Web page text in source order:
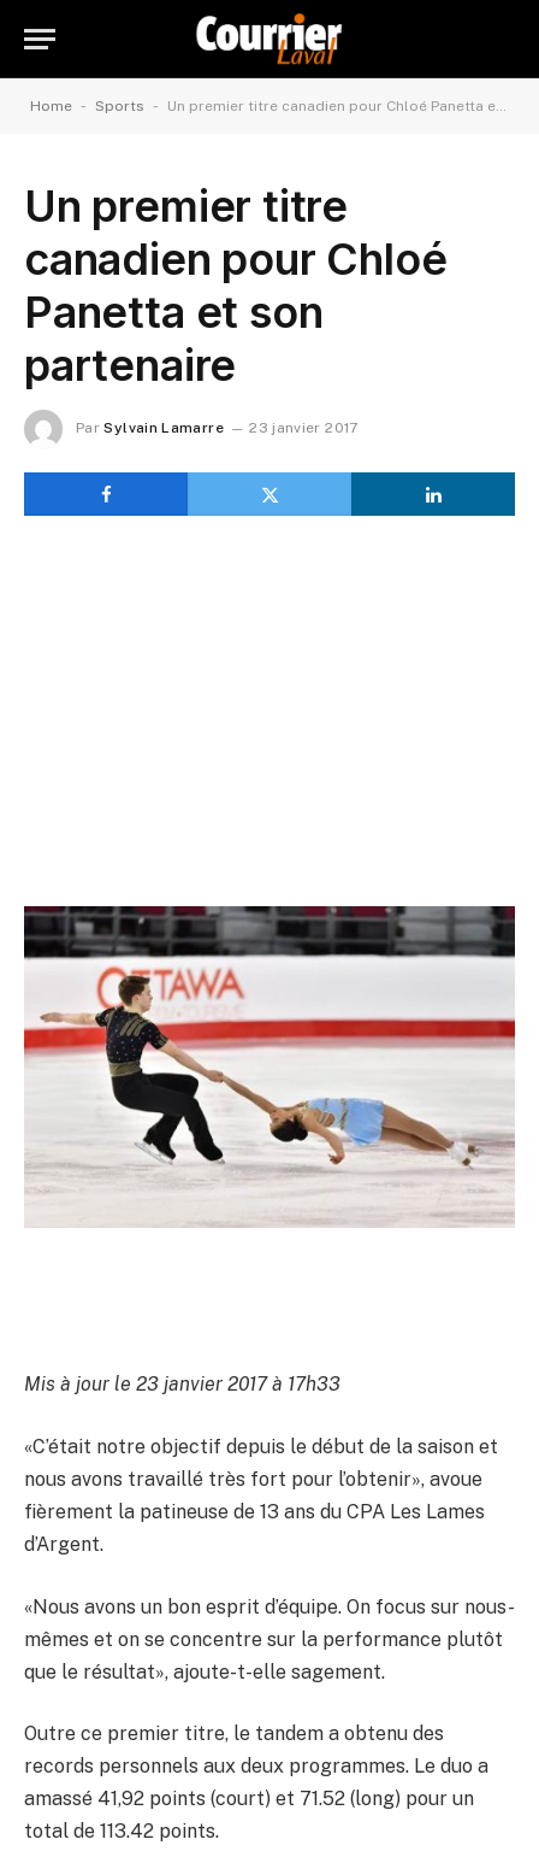
Home - Sports - Un premier titre canadien pour Chloé Panetta et son partenaire
Un premier titre
canadien pour Chloé
Panetta et son
partenaire
Par Sylvain Lamarre 23 janvier 2017
Mis à jour le 23 janvier 2017 à 17h33
«C’était notre objectif depuis le début de la saison et
nous avons travaillé très fort pour l’obtenir», avoue
fièrement la patineuse de 13 ans du CPA Les Lames
d’Argent.
«Nous avons un bon esprit d’équipe. On focus sur nous-
mêmes et on se concentre sur la performance plutôt
que le résultat», ajoute-t-elle sagement.
Outre ce premier titre, le tandem a obtenu des
records personnels aux deux programmes. Le duo a
amassé 41,92 points (court) et 71.52 (long) pour un
total de 113.42 points.